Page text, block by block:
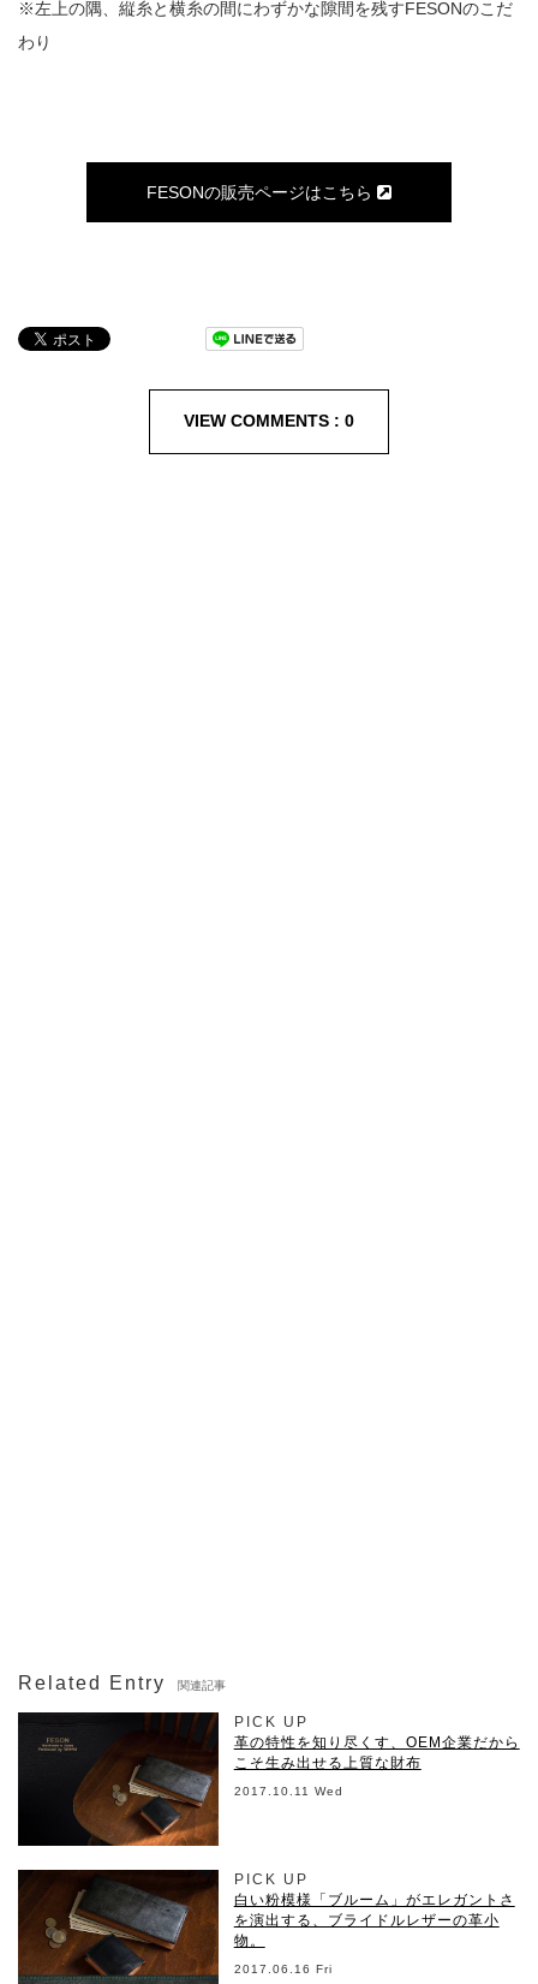
※左上の隅、縦糸と横糸の間にわずかな隙間を残すFESONのこだ
わり
FESONの販売ページはこちら
VIEW COMMENTS : 0
Related Entry 関連記事
PICK UP
革の特性を知り尽くす、OEM企業だから
こそ生み出せる上質な財布
2017.10.11 Wed
PICK UP
白い粉模様「ブルーム」がエレガントさ
を演出する、ブライドルレザーの革小
物。
2017.06.16 Fri